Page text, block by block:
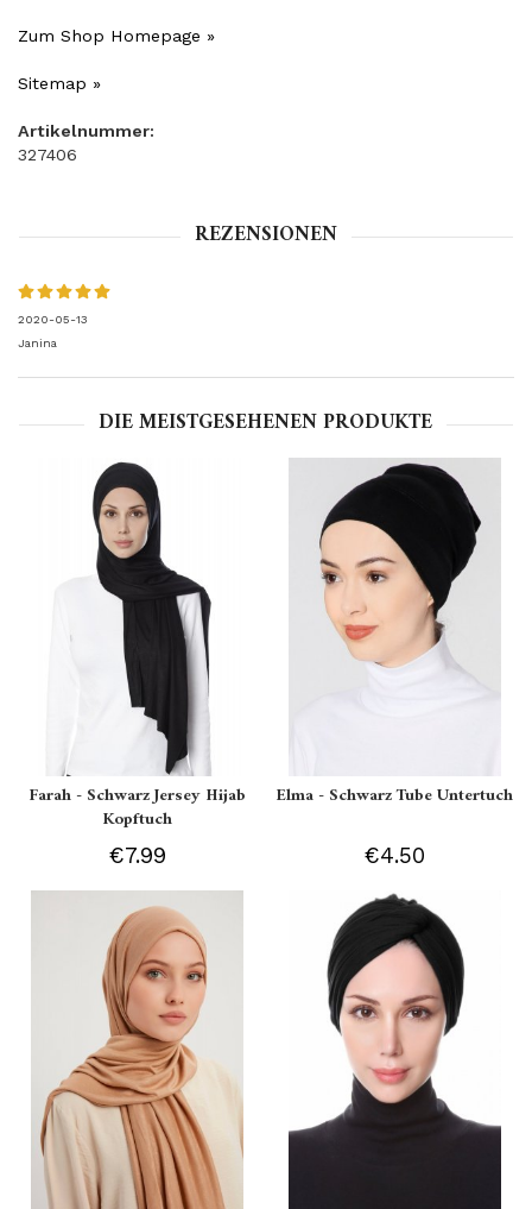
Zum Shop Homepage »
Sitemap »
Artikelnummer:
327406
REZENSIONEN
2020-05-13
Janina
DIE MEISTGESEHENEN PRODUKTE
Farah - Schwarz Jersey Hijab
Kopftuch
€7.99
Elma - Schwarz Tube Untertuch
€4.50